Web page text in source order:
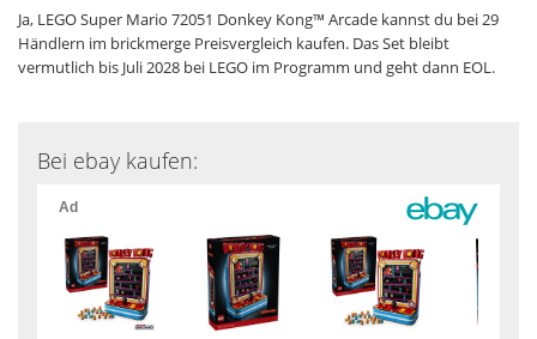
Ja, LEGO Super Mario 72051 Donkey Kong™ Arcade kannst du bei 29
Händlern im brickmerge Preisvergleich kaufen. Das Set bleibt
vermutlich bis Juli 2028 bei LEGO im Programm und geht dann EOL.
Bei ebay kaufen: